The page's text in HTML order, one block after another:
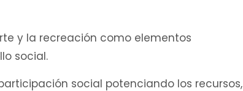
y la recreación como elementos
social.
social potenciando los recursos,